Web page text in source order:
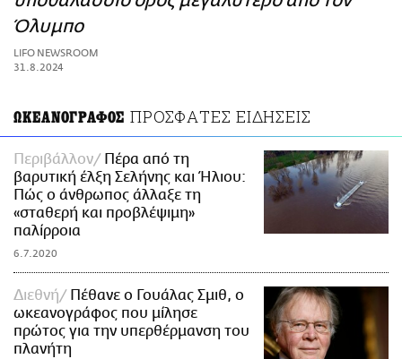
ΑΜΠΑ
PRINT
Όλυμπο
LIFO NEWSROOM
31.8.2024
ΩΚΕΑΝΟΓΡΑΦΟΣ ΠΡΟΣΦΑΤΕΣ ΕΙΔΗΣΕΙΣ
Περιβάλλον
Πέρα από τη
βαρυτική έλξη Σελήνης και Ήλιου:
Πώς ο άνθρωπος άλλαξε τη
«σταθερή και προβλέψιμη»
παλίρροια
6.7.2020
Διεθνή
Πέθανε ο Γουάλας Σμιθ, ο
ωκεανογράφος που μίλησε
πρώτος για την υπερθέρμανση του
πλανήτη